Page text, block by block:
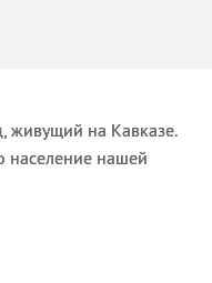
на Кавказе.
население нашей